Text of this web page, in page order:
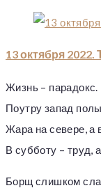
13 октября 2022.
Жизнь –
Поутру запад
Жара на севере, а
В субботу – труд,
Борщ слишком